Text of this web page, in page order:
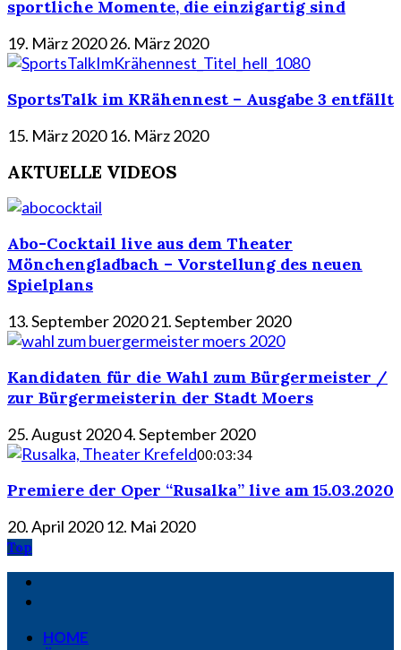
sportliche Momente, die einzigartig sind
19. März 202026. März 2020
SportsTalk im KRähennest – Ausgabe 3 entfällt
15. März 2020 16. März 2020
AKTUELLE VIDEOS
Abo-Cocktail live aus dem Theater
Mönchengladbach – Vorstellung des neuen
Spielplans
13. September 202021. September 2020
Kandidaten für die Wahl zum Bürgermeister /
zur Bürgermeisterin der Stadt Moers
25. August 20204. September 2020
00:03:34
Premiere der Oper “Rusalka” live am 15.03.2020
20. April 2020 12. Mai 2020
Top
HOME